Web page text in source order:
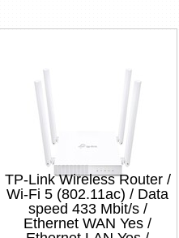
TP-Link Wireless Router /
Wi-Fi 5 (802.11ac) / Data
speed 433 Mbit/s /
Ethernet WAN Yes /